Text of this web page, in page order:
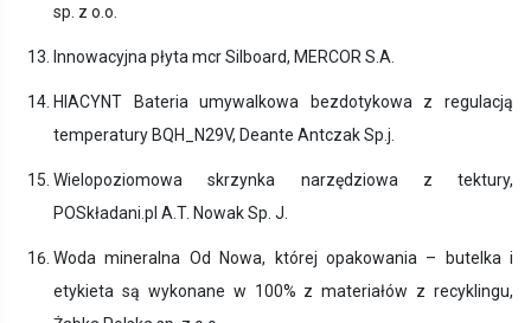
sp. z o.o.
Innowacyjna płyta mcr Silboard, MERCOR S.A.
HIACYNT Bateria umywalkowa bezdotykowa z regulacją
temperatury BQH_N29V, Deante Antczak Sp.j.
Wielopoziomowa skrzynka narzędziowa z tektury,
POSkładani.pl A.T. Nowak Sp. J.
Woda mineralna Od Nowa, której opakowania – butelka i
etykieta są wykonane w 100% z materiałów z recyklingu,